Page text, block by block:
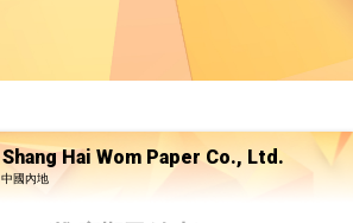
Shang Hai Wom Paper Co., Ltd.
中國內地